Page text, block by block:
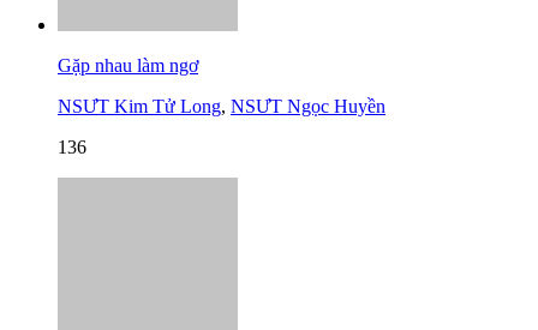
Gặp nhau làm ngơ
NSƯT Kim Tử Long, NSƯT Ngọc Huyền
136